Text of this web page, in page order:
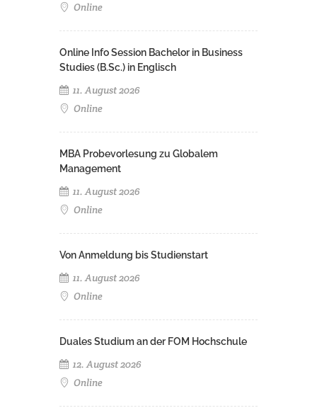
Online
Online Info Session Bachelor in Business
Studies (B.Sc.) in Englisch
11. August 2026
Online
MBA Probevorlesung zu Globalem
Management
11. August 2026
Online
Von Anmeldung bis Studienstart
11. August 2026
Online
Duales Studium an der FOM Hochschule
12. August 2026
Online